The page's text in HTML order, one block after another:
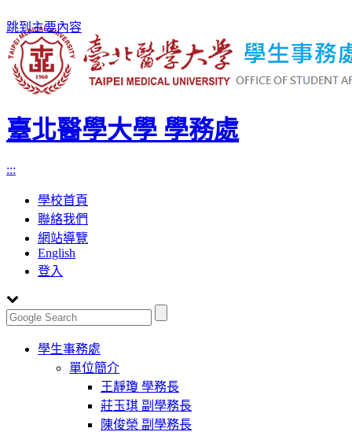
跳到主要內容
臺北醫學大學 學務處
:::
學校首頁
聯絡我們
網站導覽
English
登入
Toggle
navigation
學生事務處
單位簡介
王靜瓊 學務長
莊玉琪 副學務長
陳俊榮 副學務長